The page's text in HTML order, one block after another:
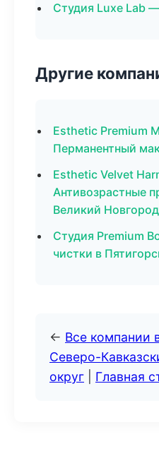
Студия Luxe Lab
Другие
Esthetic Premium
Перманентный
Esthetic Velvet
Антивозрастные
Великий Новгород
Студия Premium
чистки в
← Все компании
Северо-
округ
Главная